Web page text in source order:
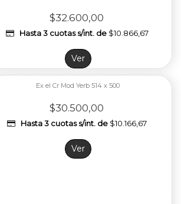
$32.600,00
Hasta 3 cuotas s/int. de $10.866,67
Ver
Ex el Cr Mod Yerb 514 x 500
$30.500,00
Hasta 3 cuotas s/int. de $10.166,67
Ver